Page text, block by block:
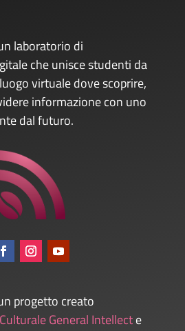
laboratorio di
che unisce studenti da
virtuale dove scoprire,
informazione con uno
dal futuro.
progetto creato
General Intellecte